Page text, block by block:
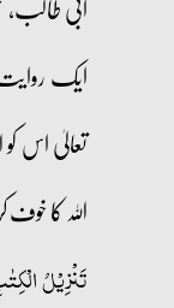
ایک
تعالیٰ اس
اللہ کا
تَنۡزِیۡلُ